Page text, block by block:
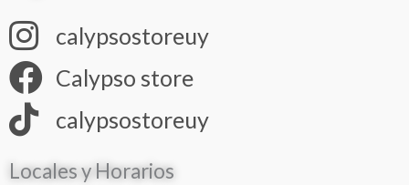
calypsostoreuy
Calypso store
calypsostoreuy
Locales y Horarios